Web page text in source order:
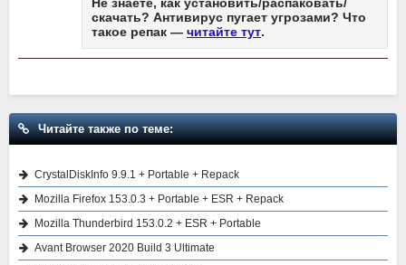
скачать? Антивирус пугает угрозами? Что
такое репак — читайте тут.
Читайте также по теме:
CrystalDiskInfo 9.9.1 + Portable + Repack
Mozilla Firefox 153.0.3 + Portable + ESR + Repack
Mozilla Thunderbird 153.0.2 + ESR + Portable
Avant Browser 2020 Build 3 Ultimate